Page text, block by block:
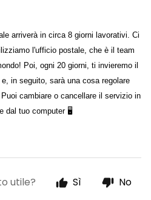
arriverà in circa 8 giorni lavorativi. Ci
l'ufficio postale, che è il team
Poi, ogni 20 giorni, ti invieremo il
in seguito, sarà una cosa regolare
cambiare o cancellare il servizio in
dal tuo computer 🖥
utile? Sì No